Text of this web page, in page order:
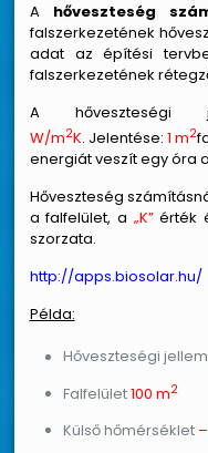
A hőveszteség
falszerkezetének
adat az építési
falszerkezetének
A hőveszteségi
W/m2K. Jelentése: 1 m2
energiát veszít egy óra
Hőveszteség
a falfelület, a „K”érték
szorzata.
http://apps.biosolar.hu/
Példa:
Hőveszteségi
Falfelület100 m2
Külső hőmérséklet–